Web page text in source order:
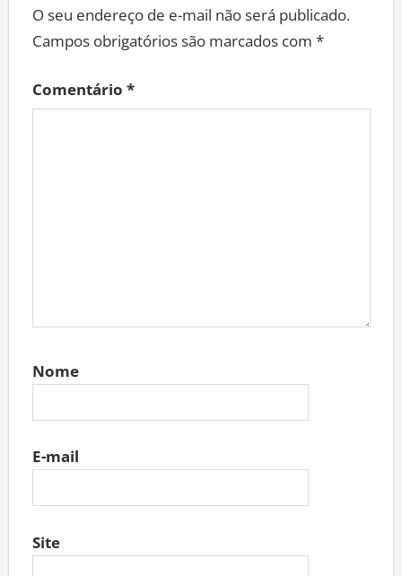
O seu endereço de e-mail não será publicado.
Campos obrigatórios são marcados com *
Comentário *
Nome
E-mail
Site